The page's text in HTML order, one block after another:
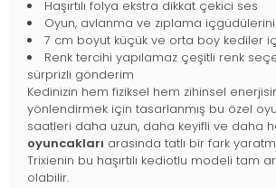
Haşırtılı folya ekstra dikkat çekici ses
Oyun, avlanma ve zıplama
7 cm boyut küçük ve orta boy kediler
Renk tercihi yapılamaz çeşitli renk
sürprizli gönderim
Kedinizin hem fiziksel hem zihinsel
yönlendirmek için tasarlanmış bu özel
saatleri daha uzun, daha keyifli ve daha
oyuncakları arasında tatlı bir fark
Trixienin bu haşırtılı kediotlu modeli tam
olabilir.